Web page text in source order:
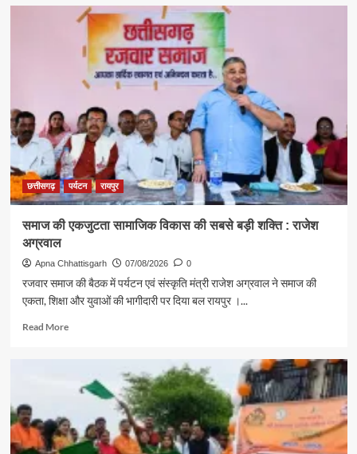
पर्यटन
संस्कृति
राजेश
अग्रवाल
दिया
स्वदेशी
अपनाने
का
संदेश
छत्तीसगढ़ पर्यटन रायपुर
समाज की एकजुटता सामाजिक विकास की सबसे बड़ी शक्ति : राजेश
अग्रवाल
Apna Chhattisgarh 07/08/2026 0
रजवार समाज की बैठक में पर्यटन एवं संस्कृति मंत्री राजेश अग्रवाल ने समाज की
एकता, शिक्षा और युवाओं की भागीदारी पर दिया बल रायपुर ।...
Read MoreRead
एकजुटता
सामाजिक
विकास
की